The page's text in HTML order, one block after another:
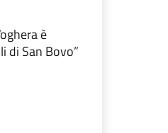
è
di San Bovo”